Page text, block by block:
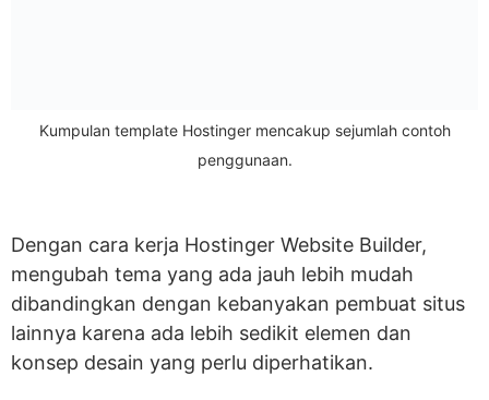
Kumpulan template Hostinger mencakup sejumlah contoh
penggunaan.
Dengan cara kerja Hostinger Website Builder,
mengubah tema yang ada jauh lebih mudah
dibandingkan dengan kebanyakan pembuat situs
lainnya karena ada lebih sedikit elemen dan
konsep desain yang perlu diperhatikan.